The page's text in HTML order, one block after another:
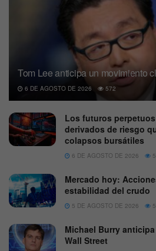
Tom Lee anticipa un movimiento
6 DE AGOSTO DE 2026 572
Los futuros
derivados de riesgo
colapsos bursátiles
6 DE AGOSTO DE 2026
Mercado hoy:
estabilidad del crudo
5 DE AGOSTO DE 2026
Michael Burry
Wall Street